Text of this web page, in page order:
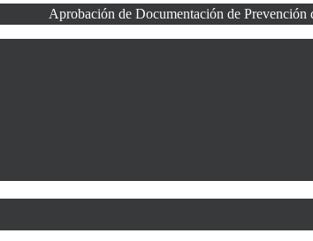
Aprobación de Documentación de Prevención